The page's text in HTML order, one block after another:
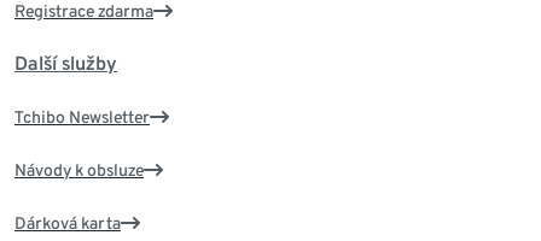
Registrace zdarma
Další služby
Tchibo Newsletter
Návody k obsluze
Dárková karta